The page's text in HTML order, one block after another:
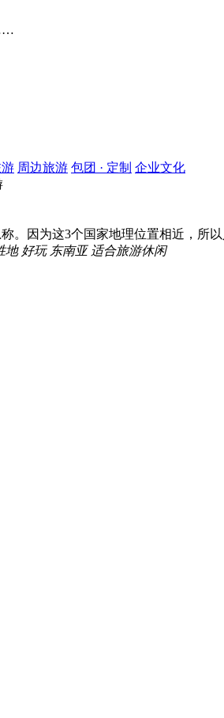
周边旅游 包团 · 定制 企业文化
。因为这3个国家地理位置相近，所
地 好玩 东南亚 适合旅游休闲